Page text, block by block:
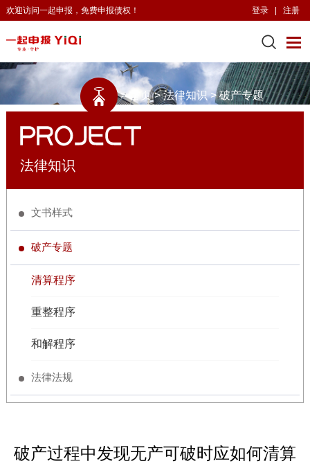
欢迎访问一起申报，免费申报债权！ 登录 注册
> 首页>法律知识>破产专题
法律知识
文书样式
破产专题
清算程序
重整程序
和解程序
法律法规
破产过程中发现无产可破时应如何清算